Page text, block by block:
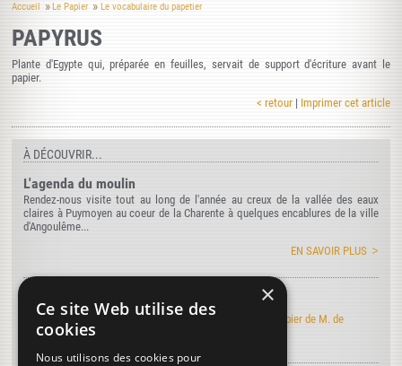
Accueil Le Papier Le vocabulaire du papetier
PAPYRUS
Plante d'Egypte qui, préparée en feuilles, servait de support d'écriture avant le
papier.
< retour | Imprimer cet article
À DÉCOUVRIR...
L'agenda du moulin
Rendez-nous visite tout au long de l'année au creux de la vallée des eaux
claires à Puymoyen au coeur de la Charente à quelques encablures de la ville
d'Angoulême...
EN SAVOIR PLUS
Art de faire le papier
Découvrez l'édition électronique de l'Art de faire le papier de M. de
Lalande
×
Ce site Web utilise des
cookies
Nous utilisons des cookies pour